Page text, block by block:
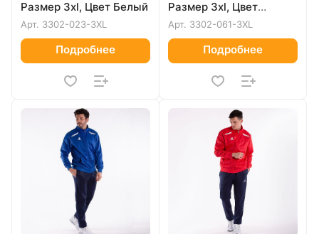
Размер 3xl, Цвет Белый
Арт. 3302-023-3XL
Подробнее
Размер 3xl, Цвет
Темно-синий
Арт. 3302-061-3XL
Подробнее